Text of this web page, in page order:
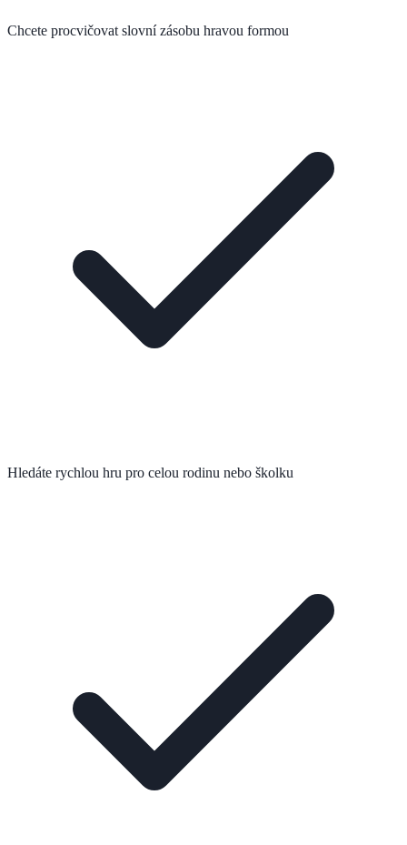
Chcete procvičovat slovní zásobu hravou formou
Hledáte rychlou hru pro celou rodinu nebo školku